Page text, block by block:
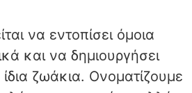
να εντοπίσει όμοια
και να δημιουργήσει
ζωάκια. Ονοματίζουμε